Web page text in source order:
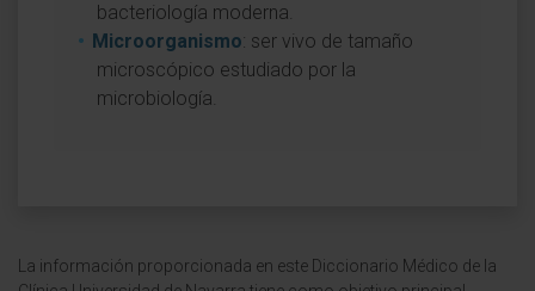
bacteriología moderna.
Microorganismo: ser vivo de tamaño
microscópico estudiado por la
microbiología.
La información proporcionada en este Diccionario Médico de la